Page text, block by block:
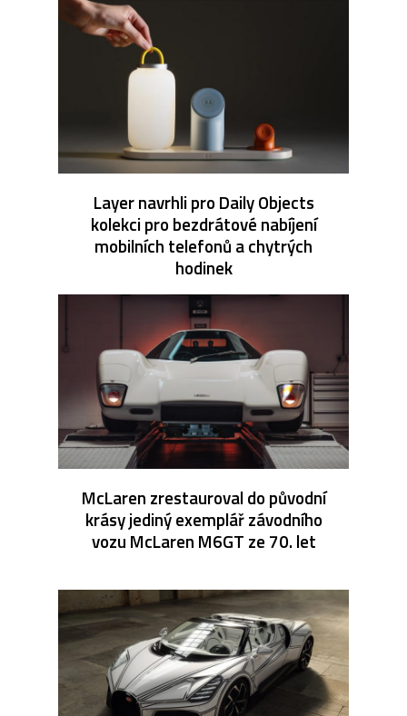
Layer navrhli pro Daily Objects
kolekci pro bezdrátové nabíjení
mobilních telefonů a chytrých
hodinek
McLaren zrestauroval do původní
krásy jediný exemplář závodního
vozu McLaren M6GT ze 70. let